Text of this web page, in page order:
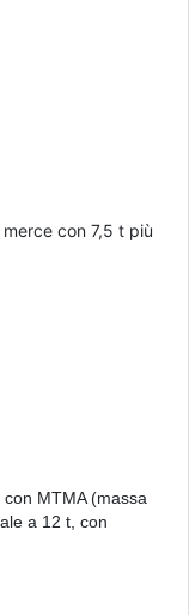
con 7,5 t più
MTMA (massa
a 12 t, con